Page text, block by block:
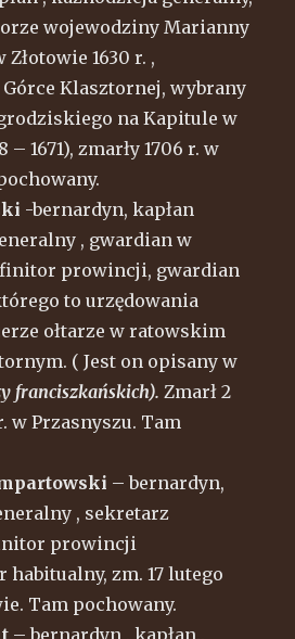
wojewodziny Marianny
1630 r. ,
Klasztornej, wybrany
na Kapitule w
1671), zmarły 1706 r. w
-bernardyn, kapłan
, gwardian w
prowincji, gwardian
to urzędowania
ołtarze w ratowskim
( Jest on opisany w
franciszkańskich). Zmarł 2
w Przasnyszu. Tam
– bernardyn,
, sekretarz
prowincji
habitualny, zm. 17 lutego
Tam pochowany.
– bernardyn , kapłan,,